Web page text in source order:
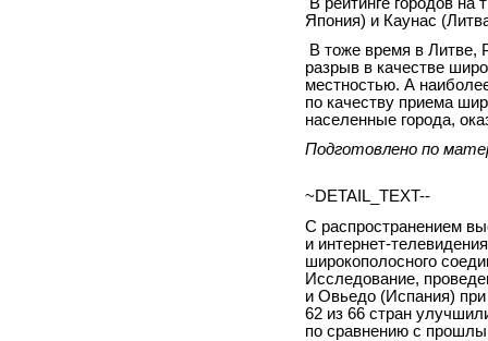
Япония) и Каунас
В тоже время в Литве,
разрыв в качестве
местностью. А
по качеству приема
населенные города,
Подготовлено по
~DETAIL_TEXT--
С распространением
и интернет-
широкополосного
Исследование,
и Овьедо (Испания)
62 из 66 стран
по сравнению с